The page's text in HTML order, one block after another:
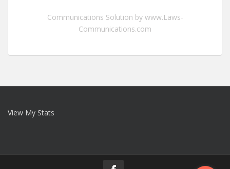
Communications Solution by www.Laws-
Communications.com
View My Stats